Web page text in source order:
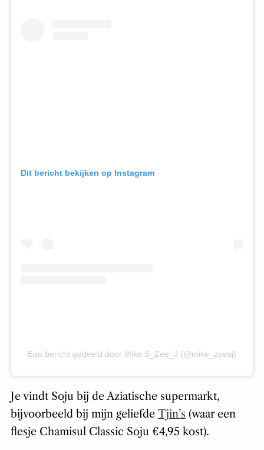
Dit bericht bekijken op Instagram
Een bericht gedeeld door Mike S_Zee_J (@mike_zeesj)
Je vindt Soju bij de Aziatische supermarkt,
bijvoorbeeld bij mijn geliefde Tjin’s (waar een
flesje Chamisul Classic Soju €4,95 kost).